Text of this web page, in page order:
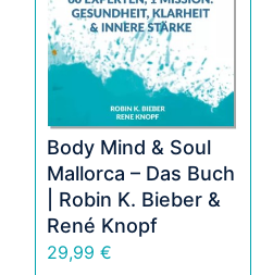
Body Mind & Soul
Mallorca – Das Buch
| Robin K. Bieber &
René Knopf
29,99 €